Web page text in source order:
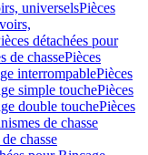
universelsPièces
détachées pour
de chassePièces
interrompablePièces
simple touchePièces
double touchePièces
de chasse
chasse